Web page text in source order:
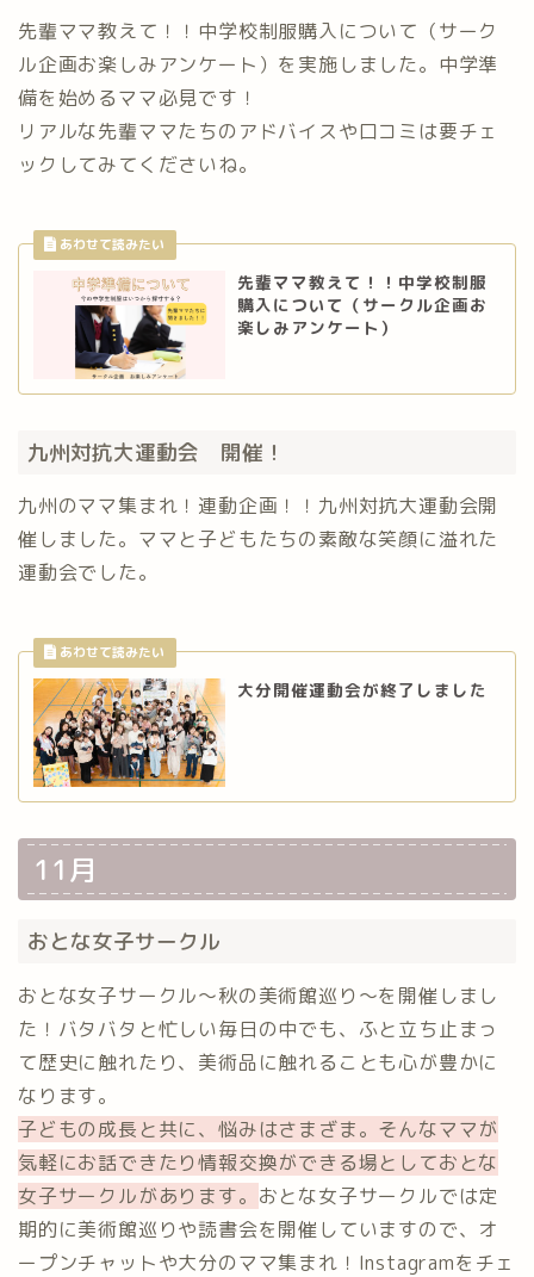
先輩ママ教えて！！中学校制服購入について（サーク
ル企画お楽しみアンケート）を実施しました。中学準
備を始めるママ必見です！
リアルな先輩ママたちのアドバイスや口コミは要チェ
ックしてみてくださいね。
先輩ママ教えて！！中学校制服
購入について（サークル企画お
楽しみアンケート）
九州対抗大運動会 開催！
九州のママ集まれ！連動企画！！九州対抗大運動会開
催しました。ママと子どもたちの素敵な笑顔に溢れた
運動会でした。
大分開催運動会が終了しました
11月
おとな女子サークル
おとな女子サークル〜秋の美術館巡り〜を開催しまし
た！バタバタと忙しい毎日の中でも、ふと立ち止まっ
て歴史に触れたり、美術品に触れることも心が豊かに
なります。
子どもの成長と共に、悩みはさまざま。そんなママが
気軽にお話できたり情報交換ができる場としておとな
女子サークルがあります。 おとな女子サークルでは定
期的に美術館巡りや読書会を開催していますので、オ
ープンチャットや大分のママ集まれ！Instagramをチェ